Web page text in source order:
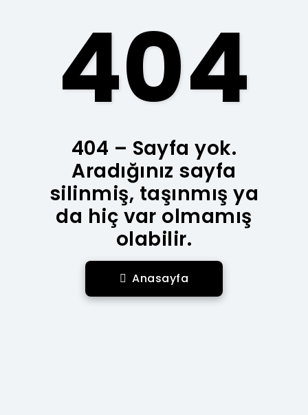
404
404 – Sayfa yok.
Aradığınız sayfa
silinmiş, taşınmış ya
da hiç var olmamış
olabilir.
Anasayfa